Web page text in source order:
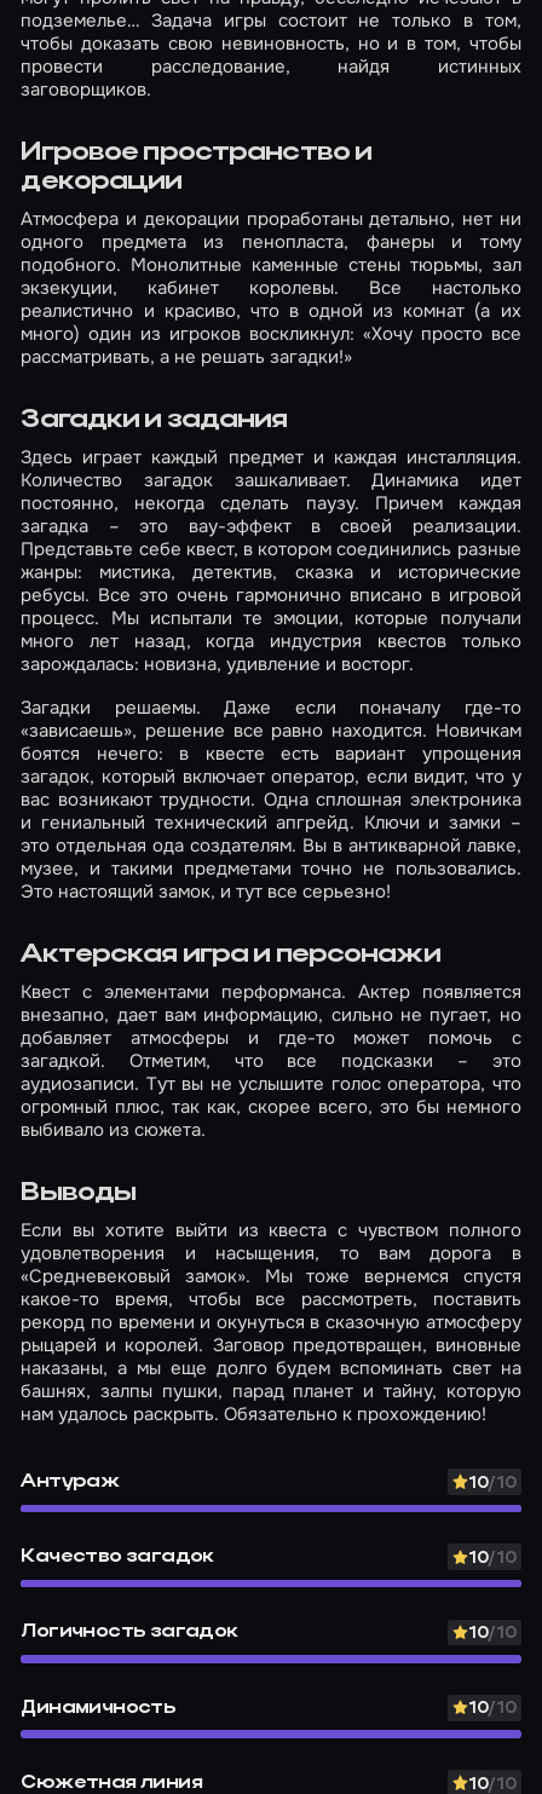
подземелье… Задача игры состоит не только в том,
чтобы доказать свою невиновность, но и в том, чтобы
провести расследование, найдя истинных
заговорщиков.
Игровое пространство и
декорации
Атмосфера и декорации проработаны детально, нет ни
одного предмета из пенопласта, фанеры и тому
подобного. Монолитные каменные стены тюрьмы, зал
экзекуции, кабинет королевы. Все настолько
реалистично и красиво, что в одной из комнат (а их
много) один из игроков воскликнул: «Хочу просто все
рассматривать, а не решать загадки!»
Загадки и задания
Здесь играет каждый предмет и каждая инсталляция.
Количество загадок зашкаливает. Динамика идет
постоянно, некогда сделать паузу. Причем каждая
загадка – это вау-эффект в своей реализации.
Представьте себе квест, в котором соединились разные
жанры: мистика, детектив, сказка и исторические
ребусы. Все это очень гармонично вписано в игровой
процесс. Мы испытали те эмоции, которые получали
много лет назад, когда индустрия квестов только
зарождалась: новизна, удивление и восторг.
Загадки решаемы. Даже если поначалу где-то
«зависаешь», решение все равно находится. Новичкам
боятся нечего: в квесте есть вариант упрощения
загадок, который включает оператор, если видит, что у
вас возникают трудности. Одна сплошная электроника
и гениальный технический апгрейд. Ключи и замки –
это отдельная ода создателям. Вы в антикварной лавке,
музее, и такими предметами точно не пользовались.
Это настоящий замок, и тут все серьезно!
Актерская игра и персонажи
Квест с элементами перформанса. Актер появляется
внезапно, дает вам информацию, сильно не пугает, но
добавляет атмосферы и где-то может помочь с
загадкой. Отметим, что все подсказки – это
аудиозаписи. Тут вы не услышите голос оператора, что
огромный плюс, так как, скорее всего, это бы немного
выбивало из сюжета.
Выводы
Если вы хотите выйти из квеста с чувством полного
удовлетворения и насыщения, то вам дорога в
«Средневековый замок». Мы тоже вернемся спустя
какое-то время, чтобы все рассмотреть, поставить
рекорд по времени и окунуться в сказочную атмосферу
рыцарей и королей. Заговор предотвращен, виновные
наказаны, а мы еще долго будем вспоминать свет на
башнях, залпы пушки, парад планет и тайну, которую
нам удалось раскрыть. Обязательно к прохождению!
Антураж 10/10
Качество загадок 10/10
Логичность загадок 10/10
Динамичность 10/10
Сюжетная линия 10/10